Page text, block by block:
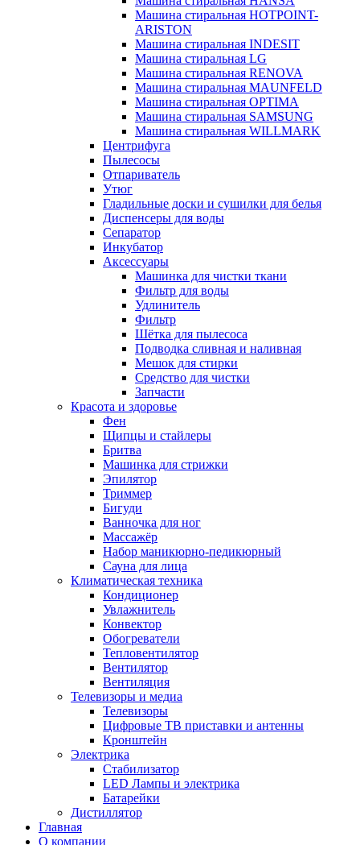
Машина стиральная HOTPOINT-
ARISTON
Машина стиральная INDESIT
Машина стиральная LG
Машина стиральная RENOVA
Машина стиральная MAUNFELD
Машина стиральная OPTIMA
Машина стиральная SAMSUNG
Машина стиральная WILLMARK
Центрифуга
Пылесосы
Отпариватель
Утюг
Гладильные доски и сушилки для белья
Диспенсеры для воды
Сепаратор
Инкубатор
Аксессуары
Машинка для чистки ткани
Фильтр для воды
Удлинитель
Фильтр
Шётка для пылесоса
Подводка сливная и наливная
Мешок для стирки
Средство для чистки
Запчасти
Красота и здоровье
Фен
Щипцы и стайлеры
Бритва
Машинка для стрижки
Эпилятор
Триммер
Бигуди
Ванночка для ног
Массажёр
Набор маникюрно-педикюрный
Сауна для лица
Климатическая техника
Кондиционер
Увлажнитель
Конвектор
Обогреватели
Тепловентилятор
Вентилятор
Вентиляция
Телевизоры и медиа
Телевизоры
Цифровые ТВ приставки и антенны
Кронштейн
Электрика
Стабилизатор
LED Лампы и электрика
Батарейки
Дистиллятор
Главная
О компании